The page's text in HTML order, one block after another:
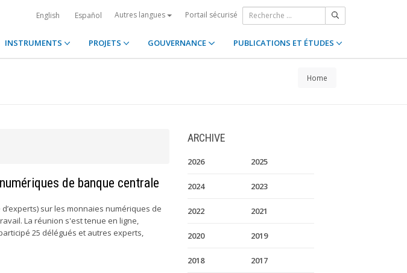
English Español Autres langues Portail sécurisé
INSTRUMENTS PROJETS GOUVERNANCE PUBLICATIONS ET ÉTUDES
Home
de banque centrale
sur les monnaies numériques de
La réunion s'est tenue en ligne,
25 délégués et autres experts,
ARCHIVE
2026 2025
2024 2023
2022 2021
2020 2019
2018 2017